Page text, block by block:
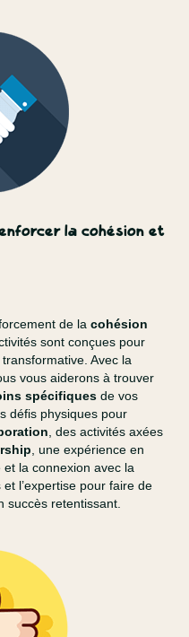
la cohésion et
de lacohésion
sont conçues pour
Avec la
vous aiderons à trouver
spécifiques de vos
défis physiques pour
, des activités axées
, une expérience en
la connexion avec la
l’expertise pour faire de
succès retentissant.